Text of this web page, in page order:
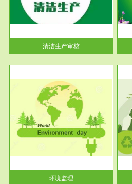
清洁生产审核
安全评价安全评价目的是查找、
分析和预测工程、系统、生产经
营活...
环境监理
服务范围
VOCs在线监测
根据《重点区域大气污染防
治“十二五”规划》有机废气净化
率达...